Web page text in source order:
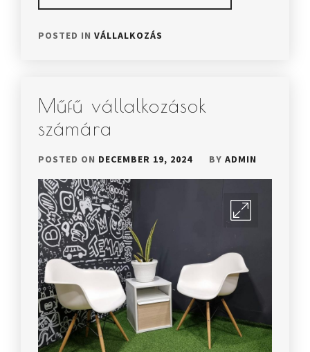
POSTED IN VÁLLALKOZÁS
Műfű vállalkozások
számára
POSTED ON DECEMBER 19, 2024 BY ADMIN